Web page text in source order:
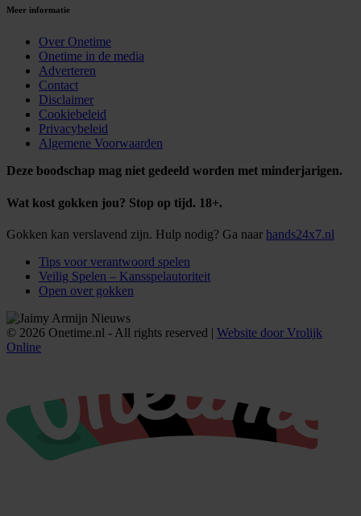
Meer informatie
Over Onetime
Onetime in de media
Adverteren
Contact
Disclaimer
Cookiebeleid
Privacybeleid
Algemene Voorwaarden
Deze boodschap mag niet gedeeld worden met minderjarigen.
Wat kost gokken jou? Stop op tijd. 18+.
Gokken kan verslavend zijn. Hulp nodig? Ga naar hands24x7.nl
Tips voor verantwoord spelen
Veilig Spelen – Kansspelautoriteit
Open over gokken
© 2026 Onetime.nl - All rights reserved | Website door Vrolijk
Online